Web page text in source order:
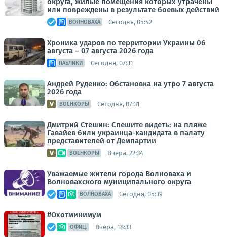
или повреждены в результате боевых действий
ВОЛНОВАХА Сегодня, 05:42
Хроника ударов по территории Украины 06
августа – 07 августа 2026 года
ПАБЛИКИ Сегодня, 07:31
Андрей Руденко: Обстановка на утро 7 августа
2026 года
ВОЕНКОРЫ Сегодня, 07:31
Дмитрий Стешин: Спешите видеть: на пляже
Гавайев били украинца-кандидата в палату
представителей от Демпартии
ВОЕНКОРЫ Вчера, 22:34
Уважаемые жители города Волноваха и
Волновахского муниципального округа
ВОЛНОВАХА Сегодня, 05:39
#Охотминимум
ОФИЦ. Вчера, 18:33